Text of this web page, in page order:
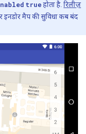
trueहोता है. रिलीज़
इनडोर मैप की सुविधा कब बंद